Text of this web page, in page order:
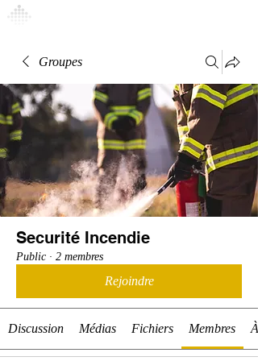
Groupes
Securité Incendie
Public · 2 membres
Rejoindre
Discussion Médias Fichiers Membres